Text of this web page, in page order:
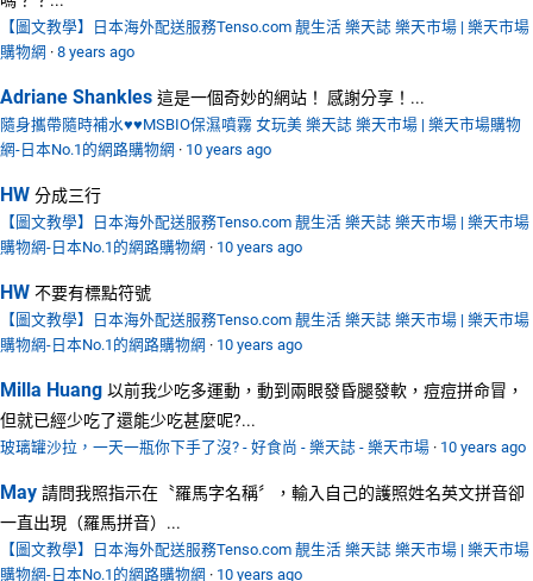
【圖文教學】日本海外配送服務Tenso.com 靚生活 樂天誌 樂天市場 | 樂天市場
購物網 · 8 years ago
Adriane Shankles 這是一個奇妙的網站！ 感謝分享！...
隨身攜帶隨時補水♥♥MSBIO保濕噴霧 女玩美 樂天誌 樂天市場 | 樂天市場購物
網-日本No.1的網路購物網 · 10 years ago
HW 分成三行
【圖文教學】日本海外配送服務Tenso.com 靚生活 樂天誌 樂天市場 | 樂天市場
購物網-日本No.1的網路購物網 · 10 years ago
HW 不要有標點符號
【圖文教學】日本海外配送服務Tenso.com 靚生活 樂天誌 樂天市場 | 樂天市場
購物網-日本No.1的網路購物網 · 10 years ago
Milla Huang 以前我少吃多運動，動到兩眼發昏腿發軟，痘痘拼命冒，
但就已經少吃了還能少吃甚麼呢?...
玻璃罐沙拉，一天一瓶你下手了沒? - 好食尚 - 樂天誌 - 樂天市場 · 10 years ago
May 請問我照指示在〝羅馬字名稱〞，輸入自己的護照姓名英文拼音卻
一直出現（羅馬拼音）...
【圖文教學】日本海外配送服務Tenso.com 靚生活 樂天誌 樂天市場 | 樂天市場
購物網-日本No.1的網路購物網 · 10 years ago